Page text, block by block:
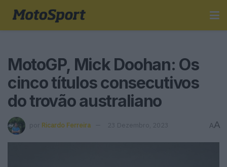
MotoGP, Mick Doohan: Os
cinco títulos consecutivos
do trovão australiano
por Ricardo Ferreira 23 Dezembro, 2023 AA